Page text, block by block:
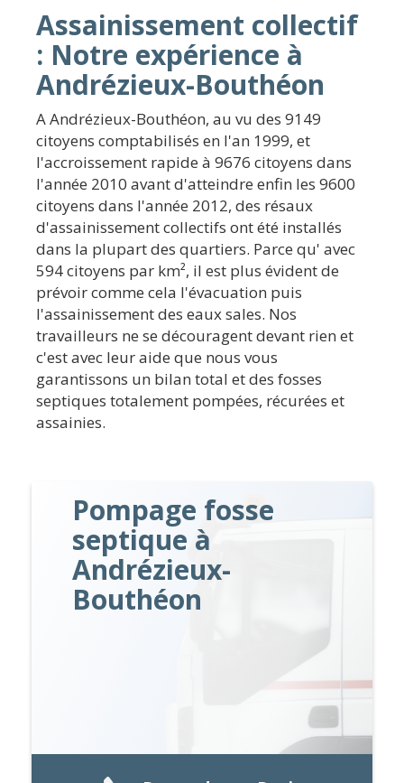
Assainissement collectif
: Notre expérience à
Andrézieux-Bouthéon
A Andrézieux-Bouthéon, au vu des 9149
citoyens comptabilisés en l'an 1999, et
l'accroissement rapide à 9676 citoyens dans
l'année 2010 avant d'atteindre enfin les 9600
citoyens dans l'année 2012, des résaux
d'assainissement collectifs ont été installés
dans la plupart des quartiers. Parce qu' avec
594 citoyens par km², il est plus évident de
prévoir comme cela l'évacuation puis
l'assainissement des eaux sales. Nos
travailleurs ne se découragent devant rien et
c'est avec leur aide que nous vous
garantissons un bilan total et des fosses
septiques totalement pompées, récurées et
assainies.
Pompage fosse
septique à
Andrézieux-
Bouthéon